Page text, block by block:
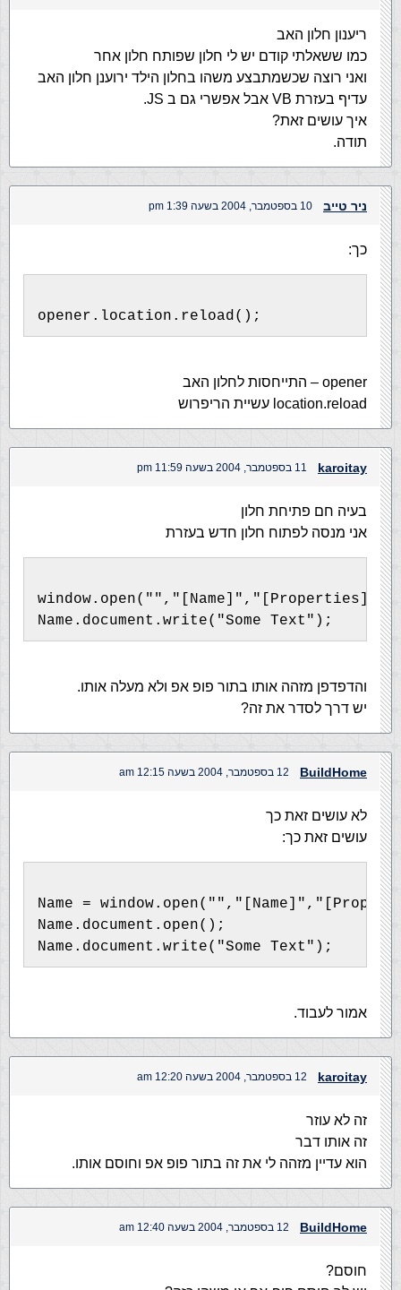
ריענון חלון האב
כמו ששאלתי קודם יש לי חלון שפותח חלון אחר
ואני רוצה שכשמתבצע משהו בחלון הילד ירוענן חלון האב
עדיף בעזרת VB אבל אפשרי גם ב JS.
איך עושים זאת?
תודה.
ניר טייב 10 בספטמבר, 2004 בשעה 1:39 pm
כך:
opener.location.reload();
opener – התייחסות לחלון האב
location.reload עשיית הריפרוש
karoitay 11 בספטמבר, 2004 בשעה 11:59 pm
בעיה חם פתיחת חלון
אני מנסה לפתוח חלון חדש בעזרת
window.open("","[Name]","[Properties]");
Name.document.write("Some Text");
והדפדפן מזהה אותו בתור פופ אפ ולא מעלה אותו.
יש דרך לסדר את זה?
BuildHome 12 בספטמבר, 2004 בשעה 12:15 am
לא עושים זאת כך
עושים זאת כך:
Name =
Name.document.open();
Name.document.write("Some Text");
אמור לעבוד.
karoitay 12 בספטמבר, 2004 בשעה 12:20 am
זה לא עוזר
זה אותו דבר
הוא עדיין מזהה לי את זה בתור פופ אפ וחוסם אותו.
BuildHome 12 בספטמבר, 2004 בשעה 12:40 am
חוסם?